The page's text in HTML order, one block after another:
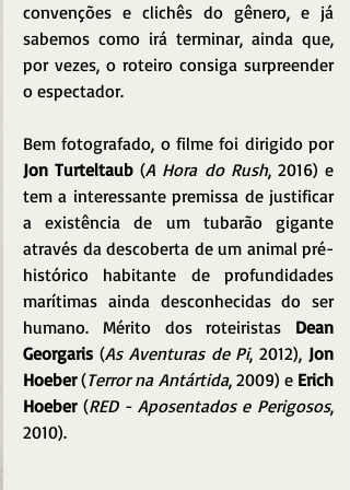
convenções e clichês do gênero, e já
sabemos como irá terminar, ainda que,
por vezes, o roteiro consiga surpreender
o espectador.
Bem fotografado, o filme foi dirigido por
Jon Turteltaub (A Hora do Rush, 2016) e
tem a interessante premissa de justificar
a existência de um tubarão gigante
através da descoberta de um animal pré-
histórico habitante de profundidades
marítimas ainda desconhecidas do ser
humano. Mérito dos roteiristas Dean
Georgaris (As Aventuras de Pi, 2012), Jon
Hoeber (Terror na Antártida, 2009) e Erich
Hoeber (RED - Aposentados e Perigosos,
2010).